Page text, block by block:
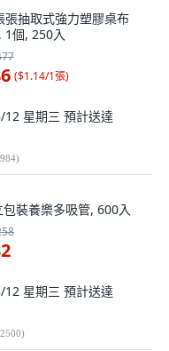
張抽取式強力塑膠桌布
個, 250入
($1.14/1張)
12 星期三 預計送達
984)
包裝養樂多吸管, 600入
12 星期三 預計送達
2500)